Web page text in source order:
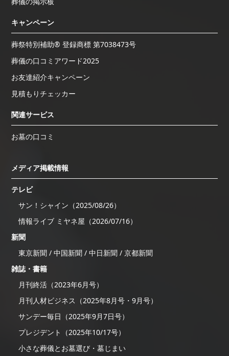
キャンペーン
葬祭特別補助® 登録商標 第7038473号
葬儀の口コミアワード2025
お友達紹介キャンペーン
見積もりチェッカー
関連サービス
お墓の口コミ
メディア掲載情報
テレビ
サン！シャイン（2025/08/26）
情報ライブ ミヤネ屋（2026/07/16）
新聞
東京新聞 / 中国新聞 / 中日新聞 / 京都新聞
雑誌・書籍
月刊終活（2023年6月号）
月刊人材ビジネス（2025年8月号・9月号）
サンデー毎日（2025年9月7日号）
プレジデント（2025年10/17号）
小さな葬儀とお墓選び・墓じまい